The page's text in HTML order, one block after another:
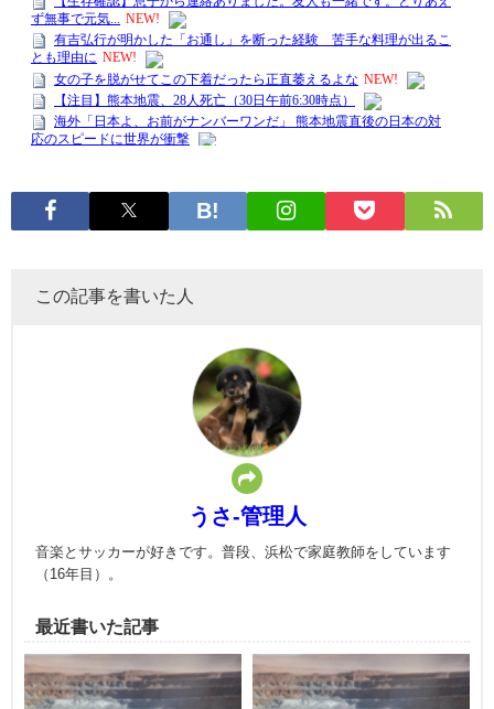
この記事を書いた人
うさ-管理人
音楽とサッカーが好きです。普段、浜松で家庭教師をしています
（16年目）。
最近書いた記事